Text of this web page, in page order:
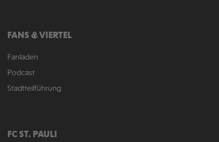
FANS & VIERTEL
Fanladen
Podcast
Stadtteilführung
FC ST. PAULI